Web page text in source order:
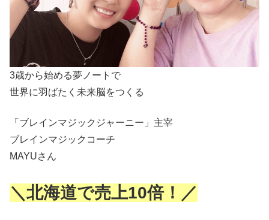
3歳から始める夢ノートで
世界に羽ばたく未来脳をつくる
「ブレインマジックジャーニー」主宰
ブレインマジックコーチ
MAYUさん
＼北海道で売上10倍！／